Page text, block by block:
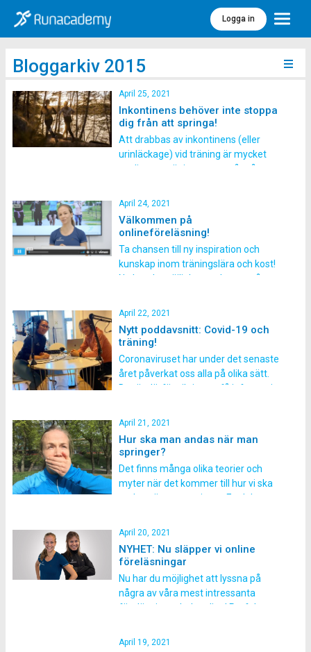
Logga in Meny
Bloggarkiv 2015
April 25, 2021
Inkontinens behöver inte stoppa
dig från att springa!
Att drabbas av inkontinens (eller
urinläckage) vid träning är mycket
vanligt men är inget som så många
jobbigt det kan vara med just
efter hennes andra förlossning.
Löpning. Denna underbara
träningsform som lockar allt fler
utövare för varje […]
April 24, 2021
Välkommen på
onlineföreläsning!
Ta chansen till ny inspiration och
kunskap inom träningslära och kost!
Nu har du möjlighet att lyssna på
föreläsningar helt online! Varje
och du väljer själv vilka du vill fördjupa
dig inom. Här presenterar vi våra olika
föreläsningar: Föreläsning […]
April 22, 2021
Nytt poddavsnitt: Covid-19 och
träning!
Coronaviruset har under det senaste
året påverkat oss alla på olika sätt.
Det är därför viktigt att få information
om man blivit drabbad av covid-19.
19 fast man är utan några symtom?
Hur ska man sedan […]
April 21, 2021
Hur ska man andas när man
springer?
Det finns många olika teorier och
myter när det kommer till hur vi ska
andas när man springer. En del
mycket effektivare att tex. andas via
djupare ner i lungorna, att vi gör av
med mindre vätska och […]
April 20, 2021
NYHET: Nu släpper vi online
föreläsningar
Nu har du möjlighet att lyssna på
några av våra mest intressanta
föreläsningar helt online! Perfekt
inspiration och kunskap. Lyssna på
April 19, 2021